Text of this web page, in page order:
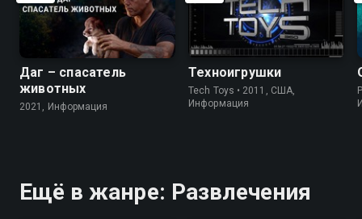
Даг – спасатель
животных
2021, Информация
Техноигрушки
Tech Toys • 2011, США,
Информация
Ещё в жанре: Развлечения